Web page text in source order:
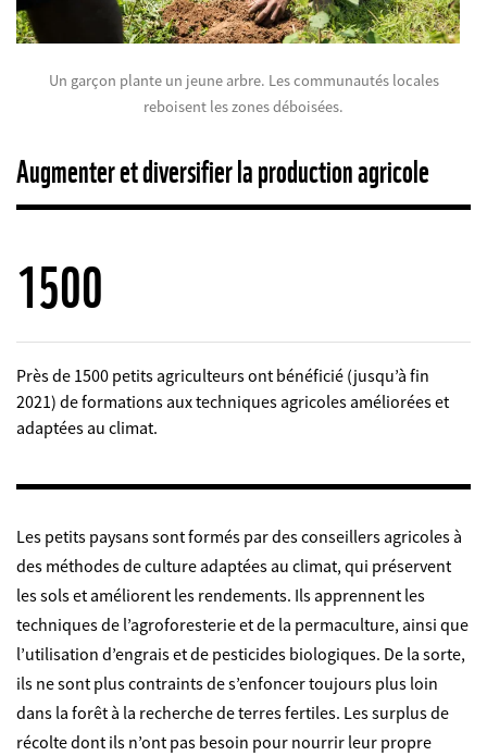
©
Un garçon plante un jeune arbre. Les communautés locales
reboisent les zones déboisées.
Augmenter et diversifier la production agricole
1500
Près de 1500 petits agriculteurs ont bénéficié (jusqu’à fin
2021) de formations aux techniques agricoles améliorées et
adaptées au climat.
Les petits paysans sont formés par des conseillers agricoles à
des méthodes de culture adaptées au climat, qui préservent
les sols et améliorent les rendements. Ils apprennent les
techniques de l’agroforesterie et de la permaculture, ainsi que
l’utilisation d’engrais et de pesticides biologiques. De la sorte,
ils ne sont plus contraints de s’enfoncer toujours plus loin
dans la forêt à la recherche de terres fertiles. Les surplus de
récolte dont ils n’ont pas besoin pour nourrir leur propre